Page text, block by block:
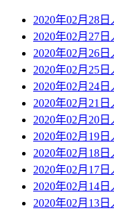
2020年02月28
2020年02月27
2020年02月26
2020年02月25
2020年02月24
2020年02月21
2020年02月20
2020年02月19
2020年02月18
2020年02月17
2020年02月14
2020年02月13